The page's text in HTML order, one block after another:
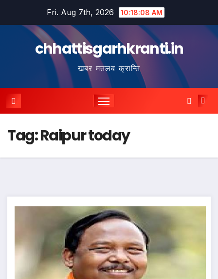
Fri. Aug 7th, 2026 10:18:10 AM
chhattisgarhkranti.in
खबर मतलब क्रान्ति
Tag:Raipur today